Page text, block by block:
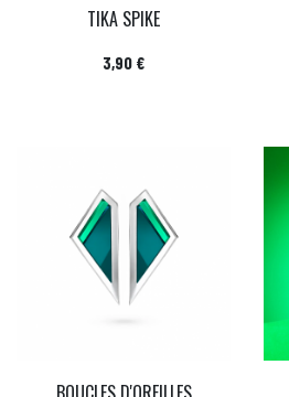
TIKA SPIKE
Prix
3,90 €